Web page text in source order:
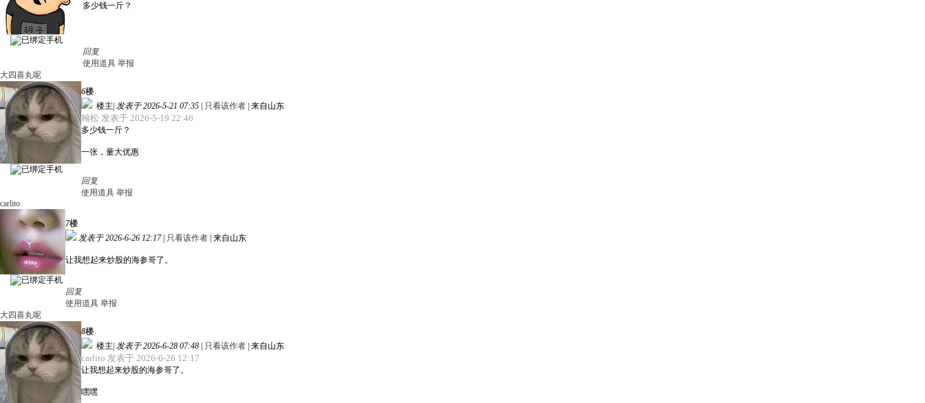
多少钱一斤？
回复
使用道具 举报
大四喜丸呢
6楼
楼主 发表于 2026-5-21 07:35 只看该作者 来自山东
翰松 发表于 2026-5-19 22:46
多少钱一斤？
一张，量大优惠
回复
使用道具 举报
carlito
7楼
发表于 2026-6-26 12:17
只看该作者 来自山东
让我想起来炒股的海参哥了。
回复
使用道具 举报
大四喜丸呢
8楼
楼主 发表于 2026-6-28 07:48 只看该作者 来自山东
carlito 发表于 2026-6-26 12:17
让我想起来炒股的海参哥了。
嘿嘿